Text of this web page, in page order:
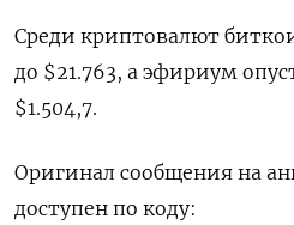
Среди криптовалют
до $21.763, а эфириум
$1.504,7.
Оригинал сообщения на
доступен по коду: